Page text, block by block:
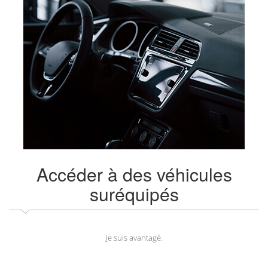
Accéder à des véhicules
suréquipés
Je suis avantagé.